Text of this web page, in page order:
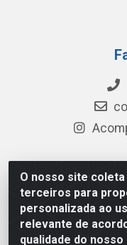
O nosso site
terceiros para
personalizada ao
relevante de
qualidade do
Dilnor Distribuidora
975 - Iputinga -